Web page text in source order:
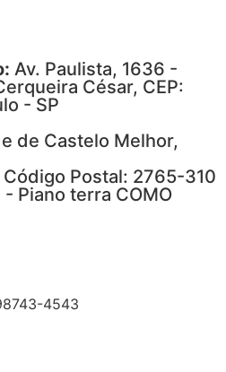
Av. Paulista, 1636 -
César, CEP:
- SP
de Castelo Melhor,
Postal: 2765-310
Piano terra COMO
4543